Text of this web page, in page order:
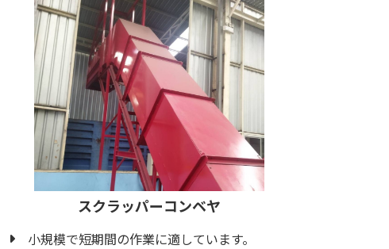
スクラッパーコンベヤ
小規模で短期間の作業に適しています。